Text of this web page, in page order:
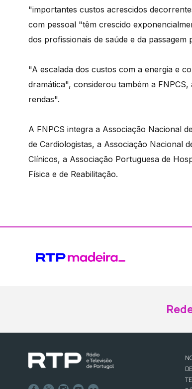
"importantes custos acrescidos
com pessoal "têm crescido
dos profissionais de saúde e da
"A escalada dos custos com a energia e
dramática", considerou também a
rendas".
A FNPCS integra a Associação Nacional
de Cardiologistas, a Associação Nacional
Clínicos, a Associação Portuguesa de
Física e de Reabilitação.